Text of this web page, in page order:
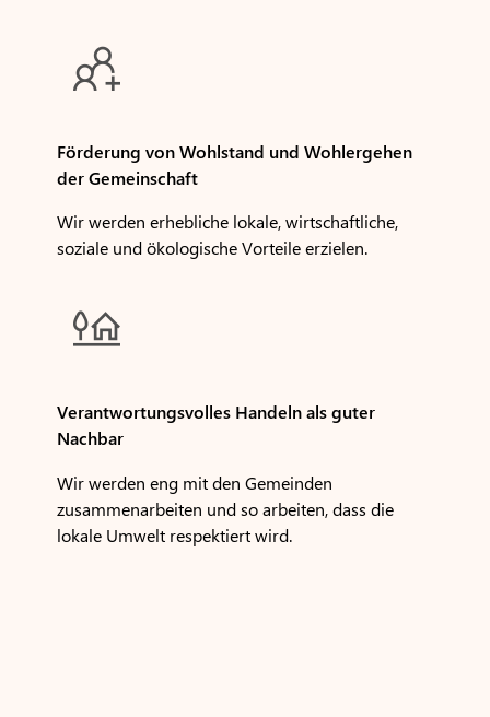

Förderung von Wohlstand und Wohlergehen
der Gemeinschaft
Wir werden erhebliche lokale, wirtschaftliche,
soziale und ökologische Vorteile erzielen.

Verantwortungsvolles Handeln als guter
Nachbar
Wir werden eng mit den Gemeinden
zusammenarbeiten und so arbeiten, dass die
lokale Umwelt respektiert wird.